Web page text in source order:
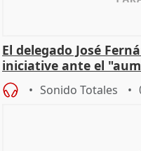
El delegado José
iniciative ante el
hogar en Madri
Sonido Totales